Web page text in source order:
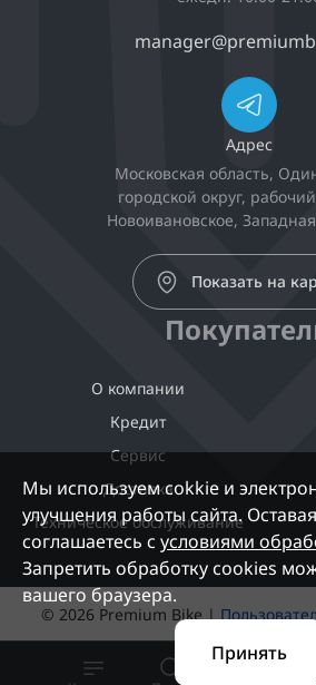
Адрес
Московская область,
городской округ,
Новоивановское,
Показать на
О компании
Кредит
Сервис
Доставка
Техническое обслуживание
© 2026 Premium Bike |
Мы используем cokkie и
улучшения работы сайта.
соглашаетесь с условиями
Запретить обработку cookies
вашего браузера.
Принять